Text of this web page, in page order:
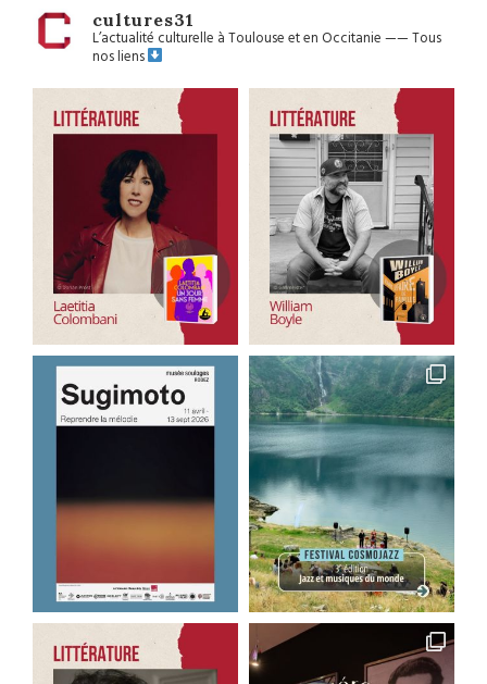
cultures31
L’actualité culturelle à Toulouse et en Occitanie——Tous
nos liens